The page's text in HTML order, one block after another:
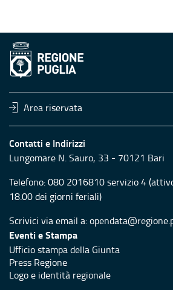
Area riservata
Contatti e Indirizzi
Lungomare N. Sauro, 33 - 70121 Bari
Telefono:080 2016810 servizio 4
18.00 dei giorni feriali)
Scrivici via email a:
Eventi e Stampa
Ufficio stampa della Giunta
Press Regione
Logo e identità regionale